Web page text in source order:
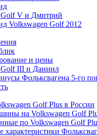
Golf V и Дмитрий
Volkswagen Golf 2012
и цены
Golf III и Даниил
Фольксвагена 5-го
Golf Plus в России
на Volkswagen Golf
по Volkswagen Golf
характеристики